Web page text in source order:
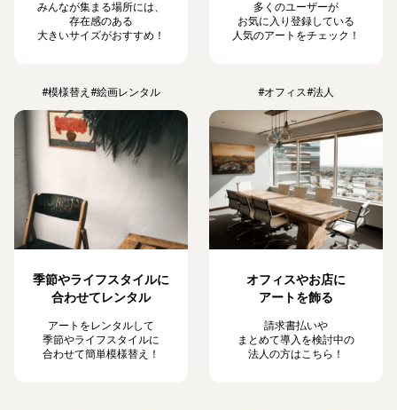
みんなが集まる場所には、
存在感のある
大きいサイズがおすすめ！
多くのユーザーが
お気に入り登録している
人気のアートをチェック！
#模様替え #絵画レンタル
季節やライフスタイルに
合わせてレンタル
アートをレンタルして
季節やライフスタイルに
合わせて簡単模様替え！
#オフィス#法人
オフィスやお店に
アートを飾る
請求書払いや
まとめて導入を検討中の
法人の方はこちら！